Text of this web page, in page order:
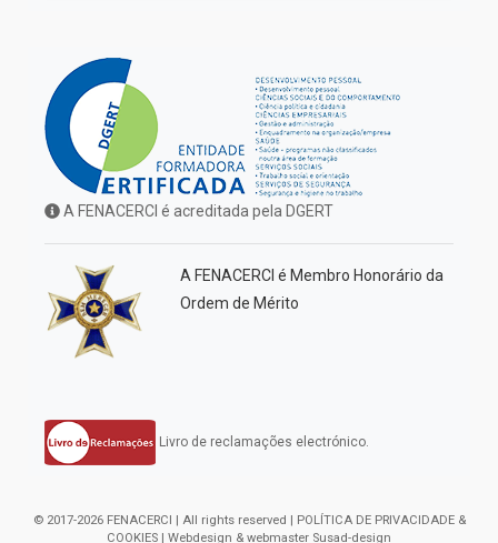
A FENACERCI é acreditada pela DGERT
A FENACERCI é Membro Honorário da
Ordem de Mérito
Livro de reclamações electrónico.
© 2017-2026 FENACERCI | All rights reserved | POLÍTICA DE PRIVACIDADE &
COOKIES | Webdesign & webmaster Susad-design